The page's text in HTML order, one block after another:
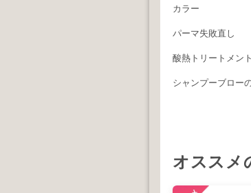
カラー
パーマ失敗直し
酸熱トリートメント
シャンプーブロー
オススメ